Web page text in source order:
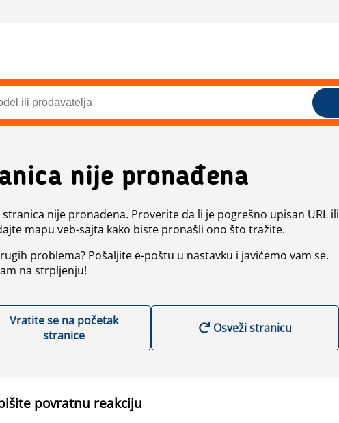
nije pronađena
stranica nije pronađena. Proverite da li je pogrešno upisan URL ili
mapu veb-sajta kako biste pronašli ono što tražite.
problema? Pošaljite e-poštu u nastavku i javićemo vam se.
na strpljenju!
Vratite se na početak
stranice
Osveži stranicu
povratnu reakciju